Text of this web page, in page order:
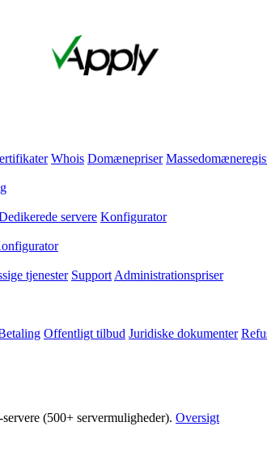
Whois Domænepriser
servere Konfigurator
tjenester Support Administrationspriser
Offentligt tilbud Juridiske dokumenter
(500+ servermuligheder). Oversigt